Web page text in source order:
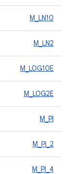
M_LN10
M_LN2
M_LOG10E
M_LOG2E
M_PI
M_PI_2
M_PI_4